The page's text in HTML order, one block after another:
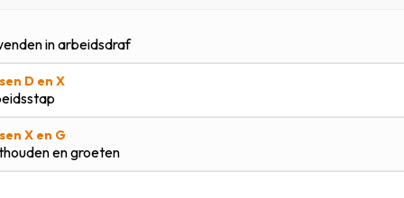
in arbeidsdraf
D en X
X en G
en groeten